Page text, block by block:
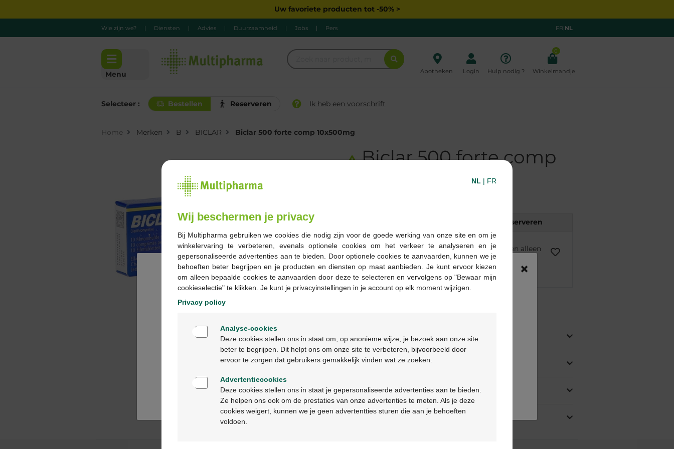
Uw favoriete producten tot -50% >
Wie zijn we? | Diensten | Advies | Duurzaamheid | Jobs | Pers FR|NL
Menu Apotheken Login Hulp nodig ?
0
Winkelmandje
Selecteer : Bestellen Reserveren Ik heb een voorschrift
Home Merken B BICLAR Biclar 500 forte comp 10x500mg
Biclar 500 forte comp
Reserveren
Geneesmiddelen met voorschrift kunnen alleen
in apotheken en op basis van een medisch
voorschrift worden verstrekt.
Beschrijving
Indicaties
Gebruik
×
Ga verder in het nederlands
NL | FR
Wij beschermen je privacy
Bij Multipharma gebruiken we cookies die nodig zijn voor de goede werking van onze site en om je
winkelervaring te verbeteren, evenals optionele cookies om het verkeer te analyseren en je
gepersonaliseerde advertenties aan te bieden. Door optionele cookies te aanvaarden, kunnen we je
behoeften beter begrijpen en je producten en diensten op maat aanbieden. Je kunt ervoor kiezen
om alleen bepaalde cookies te aanvaarden door deze te selecteren en vervolgens op "Bewaar mijn
cookieselectie" te klikken. Je kunt je privacyinstellingen in je account op elk moment wijzigen.
Privacy policy
Analyse-cookies
Deze cookies stellen ons in staat om, op anonieme wijze, je bezoek aan onze site
beter te begrijpen. Dit helpt ons om onze site te verbeteren, bijvoorbeeld door
ervoor te zorgen dat gebruikers gemakkelijk vinden wat ze zoeken.
Advertentiecookies
Deze cookies stellen ons in staat je gepersonaliseerde advertenties aan te bieden.
Ze helpen ons ook om de prestaties van onze advertenties te meten. Als je deze
cookies weigert, kunnen we je geen advertentties sturen die aan je behoeften
voldoen.